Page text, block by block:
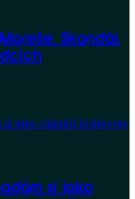
Skandál
si jako